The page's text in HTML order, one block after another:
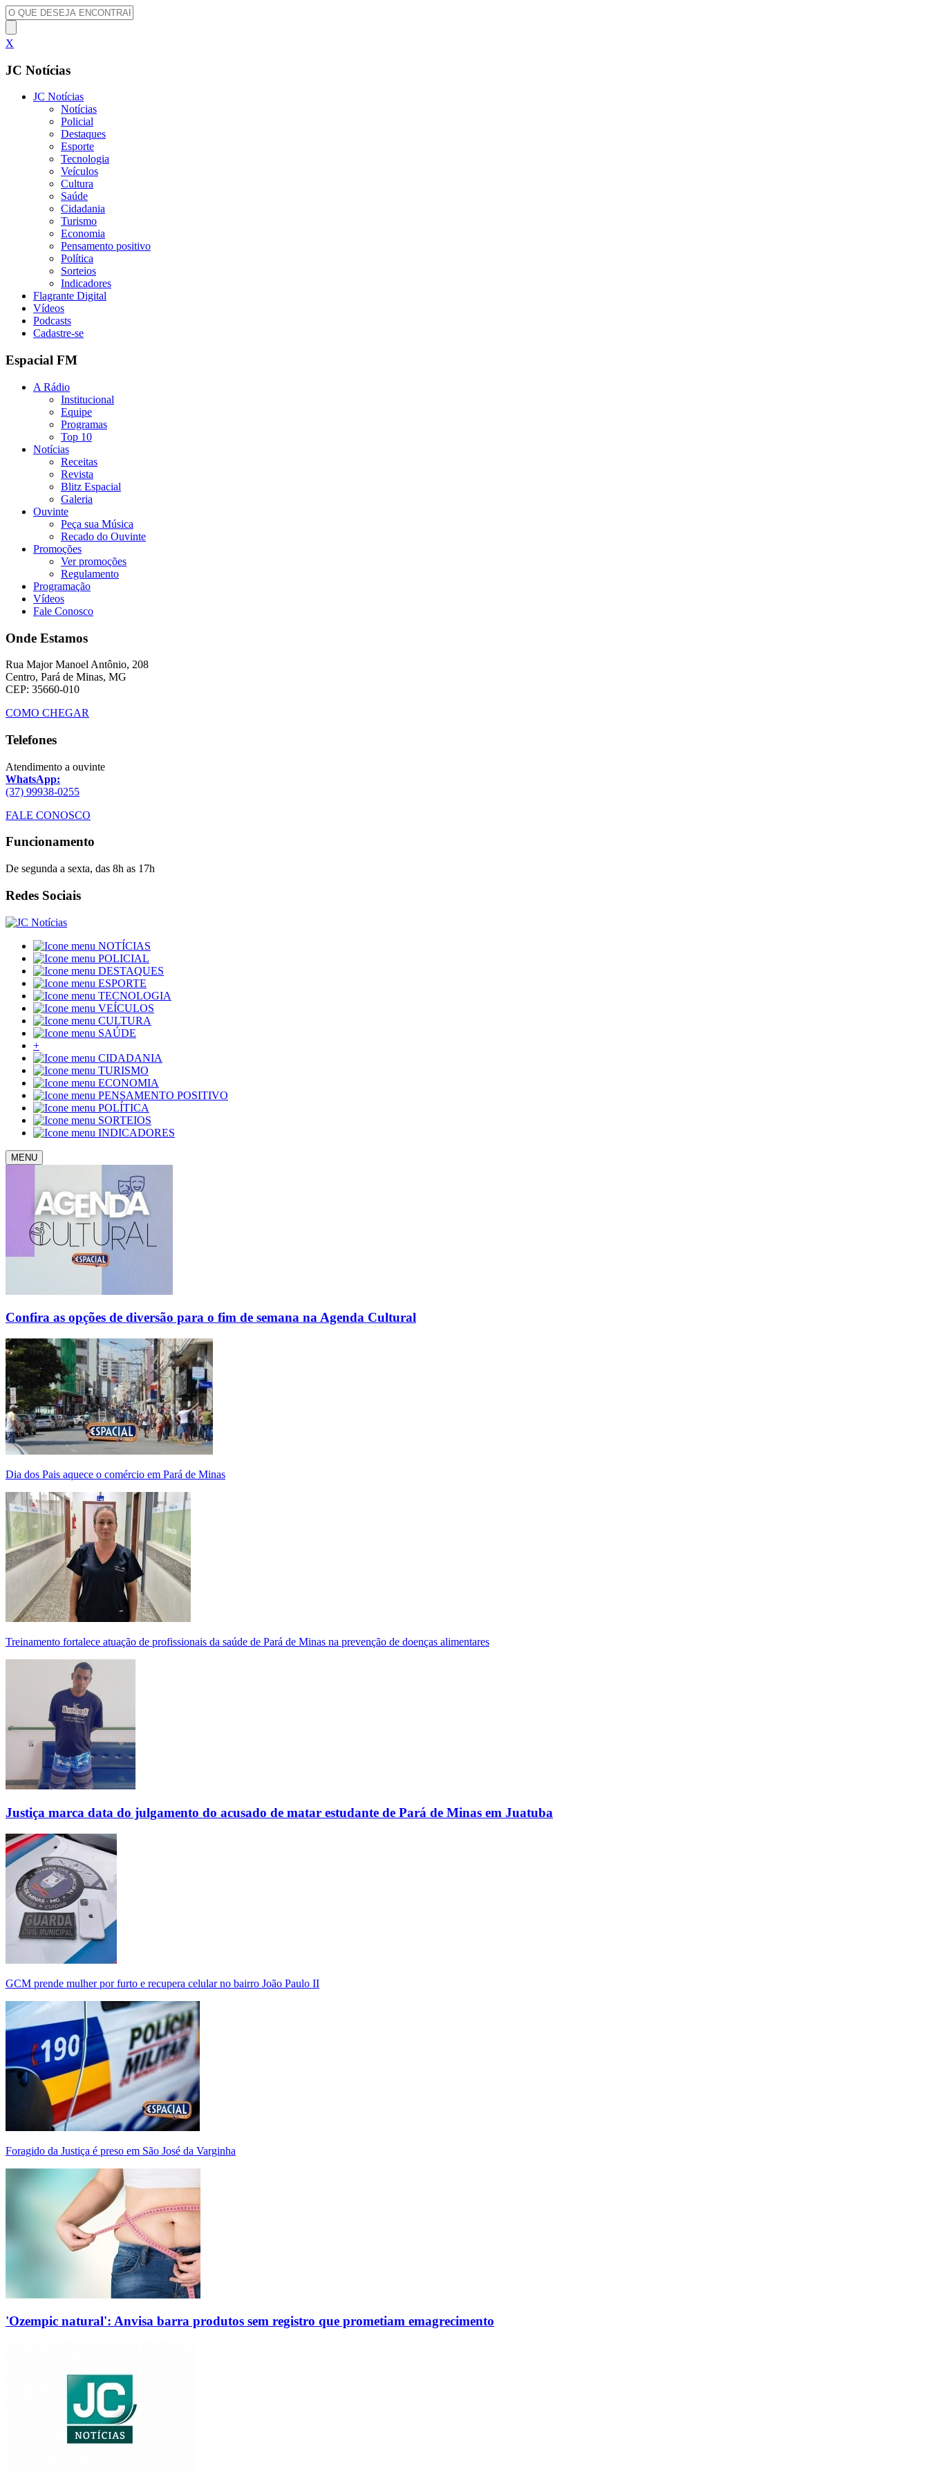
X
JC Notícias
JC Notícias
Notícias
Policial
Destaques
Esporte
Tecnologia
Veículos
Cultura
Saúde
Cidadania
Turismo
Economia
Pensamento positivo
Política
Sorteios
Indicadores
Flagrante Digital
Vídeos
Podcasts
Cadastre-se
Espacial FM
A Rádio
Institucional
Equipe
Programas
Top 10
Notícias
Receitas
Revista
Blitz Espacial
Galeria
Ouvinte
Peça sua Música
Recado do Ouvinte
Promoções
Ver promoções
Regulamento
Programação
Vídeos
Fale Conosco
Onde Estamos
Rua Major Manoel Antônio, 208
Centro, Pará de Minas, MG
CEP: 35660-010
COMO CHEGAR
Telefones
Atendimento a ouvinte
WhatsApp:
(37) 99938-0255
FALE CONOSCO
Funcionamento
De segunda a sexta, das 8h as 17h
Redes Sociais
NOTÍCIAS
POLICIAL
DESTAQUES
ESPORTE
TECNOLOGIA
VEÍCULOS
CULTURA
SAÚDE
+
CIDADANIA
TURISMO
ECONOMIA
PENSAMENTO POSITIVO
POLÍTICA
SORTEIOS
INDICADORES
MENU
Confira as opções de diversão para o fim de semana na Agenda Cultural
Dia dos Pais aquece o comércio em Pará de Minas
Treinamento fortalece atuação de profissionais da saúde de Pará de Minas na prevenção de doenças alimentares
Justiça marca data do julgamento do acusado de matar estudante de Pará de Minas em Juatuba
GCM prende mulher por furto e recupera celular no bairro João Paulo II
Foragido da Justiça é preso em São José da Varginha
'Ozempic natural': Anvisa barra produtos sem registro que prometiam emagrecimento